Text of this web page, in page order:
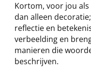
Kortom, voor jou
dan alleen
reflectie en
verbeelding en
manieren die
beschrijven.